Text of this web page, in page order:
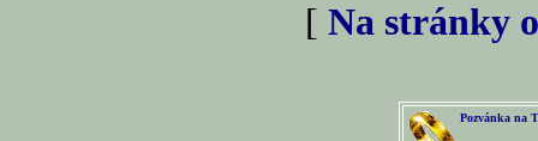
[ Na stránky
Pozvánka na